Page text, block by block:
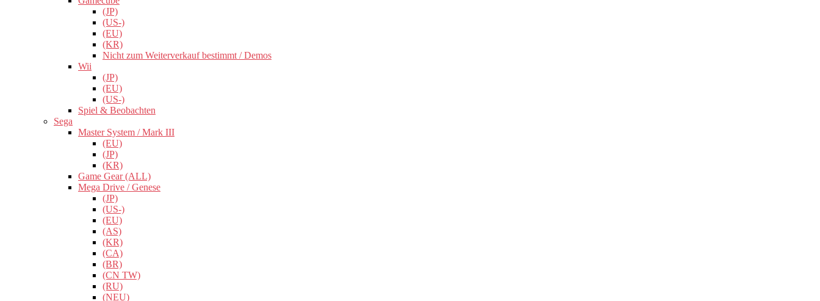
(JP)
(US-)
(EU)
(KR)
Nicht zum Weiterverkauf bestimmt / Demos
Wii
(JP)
(EU)
(US-)
Spiel & Beobachten
Sega
Master System / Mark III
(EU)
(JP)
(KR)
Game Gear (ALL)
Mega Drive / Genese
(JP)
(US-)
(EU)
(AS)
(KR)
(CA)
(BR)
(CN TW)
(RU)
(NEU)